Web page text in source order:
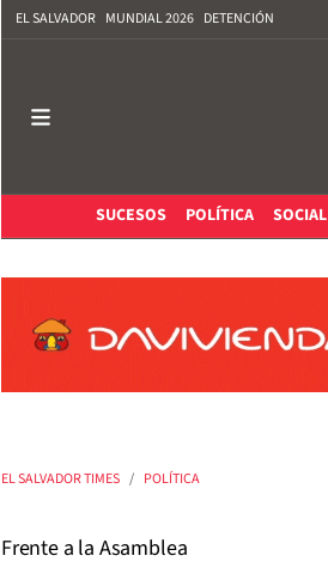
EL SALVADOR MUNDIAL 2026 DETENCIÓN
SUCESOS
POLÍTICA SOCIAL
EL SALVADOR TIMES POLÍTICA
Frente a la Asamblea